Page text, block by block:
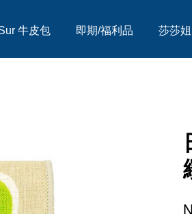
牛皮包 即期/福利品 莎莎
的購物車目前還是空的。